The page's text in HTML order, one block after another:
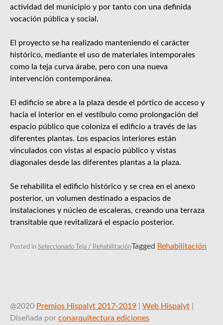
actividad del municipio y por tanto con una definida
vocación pública y social.
El proyecto se ha realizado manteniendo el carácter
histórico, mediante el uso de materiales intemporales
como la teja curva árabe, pero con una nueva
intervención contemporánea.
El edificio se abre a la plaza desde el pórtico de acceso y
hacia el interior en el vestíbulo como prolongación del
espacio público que coloniza el edificio a través de las
diferentes plantas. Los espacios interiores están
vinculados con vistas al espacio público y vistas
diagonales desde las diferentes plantas a la plaza.
Se rehabilita el edificio histórico y se crea en el anexo
posterior, un volumen destinado a espacios de
instalaciones y núcleo de escaleras, creando una terraza
transitable que revitalizará el espacio posterior.
Posted in Seleccionado Teja / RehabilitaciónTagged Rehabilitación
@2020 Premios Hispalyt 2017-2019 Web Hispalyt
Diseñada por conarquitectura ediciones